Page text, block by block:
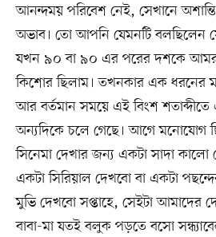
আনন্দময় পরিবেশ নেই, সেখানে অশান্তি,
অভাব। তো আপনি যেমনটি বলছিলেন
যখন ৯০ বা ৯০ এর পরের দশকে
কিশোর ছিলাম। তখনকার এক ধরনের
আর বর্তমান সময়ে এই বিংশ
অন্যদিকে চলে গেছে। আগে মনোযোগ
সিনেমা দেখার জন্য একটা সাদা কালো
একটা সিরিয়াল দেখবো বা একটা
মুভি দেখবো সপ্তাহে, সেইটা আমাদের
বাবা-মা যতই বলুক পড়তে বসো